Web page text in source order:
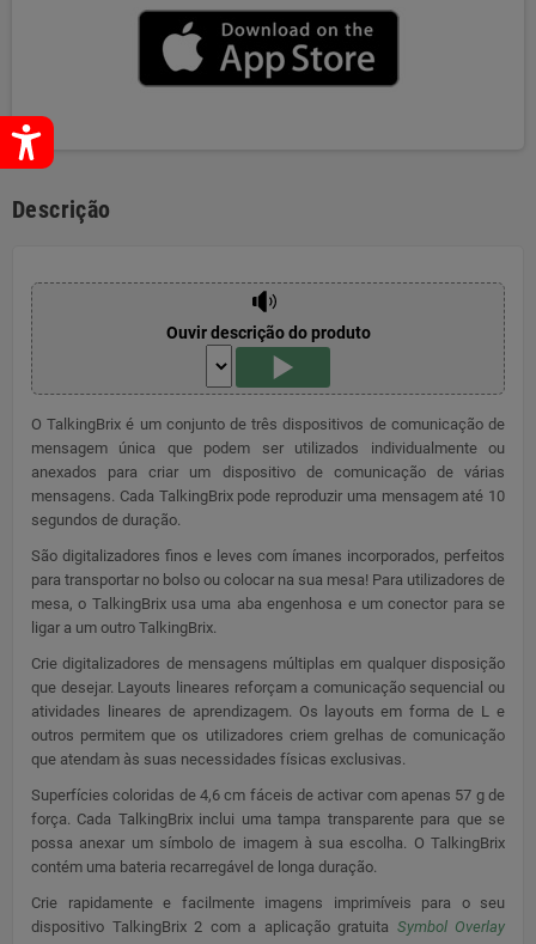
Descrição
Ouvir descrição do produto
O TalkingBrix é um conjunto de três dispositivos de comunicação de
mensagem única que podem ser utilizados individualmente ou
anexados para criar um dispositivo de comunicação de várias
mensagens. Cada TalkingBrix pode reproduzir uma mensagem até 10
segundos de duração.
São digitalizadores finos e leves com ímanes incorporados, perfeitos
para transportar no bolso ou colocar na sua mesa! Para utilizadores de
mesa, o TalkingBrix usa uma aba engenhosa e um conector para se
ligar a um outro TalkingBrix.
Crie digitalizadores de mensagens múltiplas em qualquer disposição
que desejar. Layouts lineares reforçam a comunicação sequencial ou
atividades lineares de aprendizagem. Os layouts em forma de L e
outros permitem que os utilizadores criem grelhas de comunicação
que atendam às suas necessidades físicas exclusivas.
Superfícies coloridas de 4,6 cm fáceis de activar com apenas 57 g de
força. Cada TalkingBrix inclui uma tampa transparente para que se
possa anexar um símbolo de imagem à sua escolha. O TalkingBrix
contém uma bateria recarregável de longa duração.
Crie rapidamente e facilmente imagens imprimíveis para o seu
dispositivo TalkingBrix 2 com a aplicação gratuita Symbol Overlay